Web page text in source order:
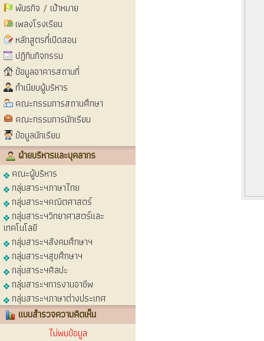
พันธกิจ / เป้าหมาย
เพลงโรงเรียน
หลักสูตรที่เปิดสอน
ปฏิทินกิจกรรม
ข้อมูลอาคารสถานที่
ทำเนียบผู้บริหาร
คณะกรรมการสถานศึกษา
คณะกรรมการนักเรียน
ข้อมูลนักเรียน
ฝ่ายบริหารและบุคลากร
คณะผู้บริหาร
กลุ่มสาระฯภาษาไทย
กลุ่มสาระฯคณิตศาสตร์
กลุ่มสาระฯวิทยาศาสตร์และ
เทคโนโลยี
กลุ่มสาระฯสังคมศึกษาฯ
กลุ่มสาระฯสุขศึกษาฯ
กลุ่มสาระฯศิลปะ
กลุ่มสาระฯการงานอาชีพ
กลุ่มสาระฯภาษาต่างประเทศ
แบบสำรวจความคิดเห็น
ไม่พบข้อมูล